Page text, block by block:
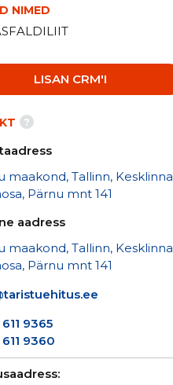
NIMED
LISAN CRM'I
?
maakond, Tallinn, Kesklinna
Pärnu mnt 141
aadress
maakond, Tallinn, Kesklinna
Pärnu mnt 141
9365
9360